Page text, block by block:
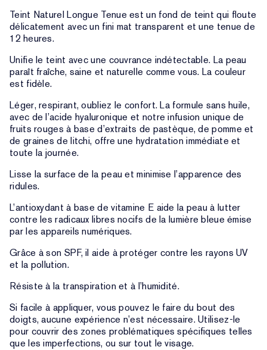
Teint Naturel Longue Tenue est un fond de teint qui floute
délicatement avec un fini mat transparent et une tenue de
12 heures.
Unifie le teint avec une couvrance indétectable. La peau
paraît fraîche, saine et naturelle comme vous. La couleur
est fidèle.
Léger, respirant, oubliez le confort. La formule sans huile,
avec de l’acide hyaluronique et notre infusion unique de
fruits rouges à base d’extraits de pastèque, de pomme et
de graines de litchi, offre une hydratation immédiate et
toute la journée.
Lisse la surface de la peau et minimise l’apparence des
ridules.
L’antioxydant à base de vitamine E aide la peau à lutter
contre les radicaux libres nocifs de la lumière bleue émise
par les appareils numériques.
Grâce à son SPF, il aide à protéger contre les rayons UV
et la pollution.
Résiste à la transpiration et à l’humidité.
Si facile à appliquer, vous pouvez le faire du bout des
doigts, aucune expérience n’est nécessaire. Utilisez-le
pour couvrir des zones problématiques spécifiques telles
que les imperfections, ou sur tout le visage.